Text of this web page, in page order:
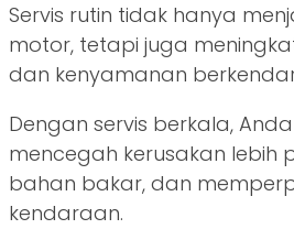
Servis rutin tidak hanya
motor, tetapi juga
dan kenyamanan
Dengan servis berkala,
mencegah kerusakan lebih
bahan bakar, dan
kendaraan.